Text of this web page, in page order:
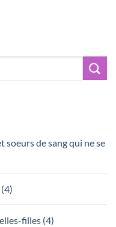
soeurs de sang qui ne se
filles (4)